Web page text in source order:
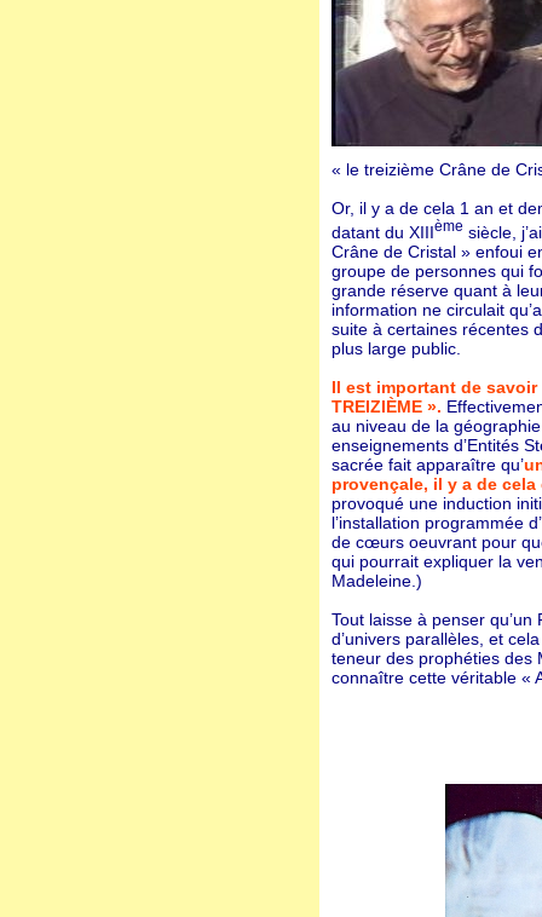
« le treizième Crâne de
Or, il y a de cela 1 an et
datant du XIIIème siècle,
Crâne de Cristal » enfoui
groupe de personnes qui
grande réserve quant à
information ne circulait
suite à certaines récentes
plus large public.
Il est important de
TREIZIÈME ».
au niveau de la
enseignements d’Entités
sacrée fait apparaître qu’
provençale, il y a de
provoqué une induction
l’installation programmée
de cœurs oeuvrant pour
qui pourrait expliquer la
Madeleine.)
Tout laisse à penser
d’univers parallèles, et
teneur des prophéties des
connaître cette véritable «